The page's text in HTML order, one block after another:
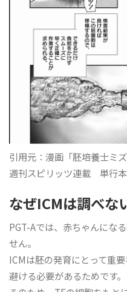
引用元：漫画「胚培養士
週刊スピリッツ連載 単行
なぜICMは調べな
PGT-Aでは、赤ちゃんにな
せん。
ICMは胚の発育にとって重
避ける必要があるためです。